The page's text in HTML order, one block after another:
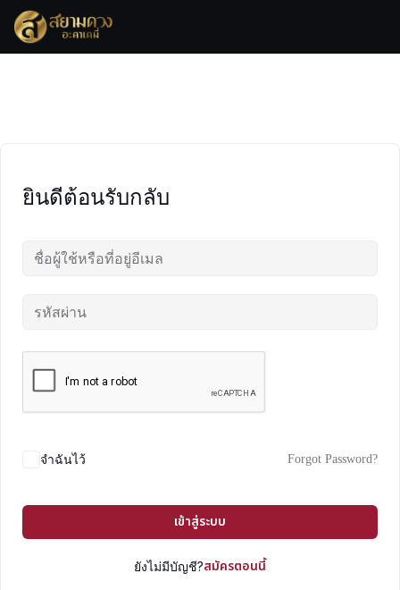
Skip
content
ยินดีต้อนรับกลับ
จำฉันไว้ Forgot Password?
เข้าสู่ระบบ
ยังไม่มีบัญชี?สมัครตอนนี้